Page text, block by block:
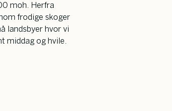
moh. Herfra
frodige skoger
landsbyer hvor vi
middag og hvile.